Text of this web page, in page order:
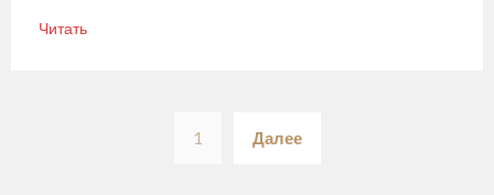
Читать
записей
1 Далее